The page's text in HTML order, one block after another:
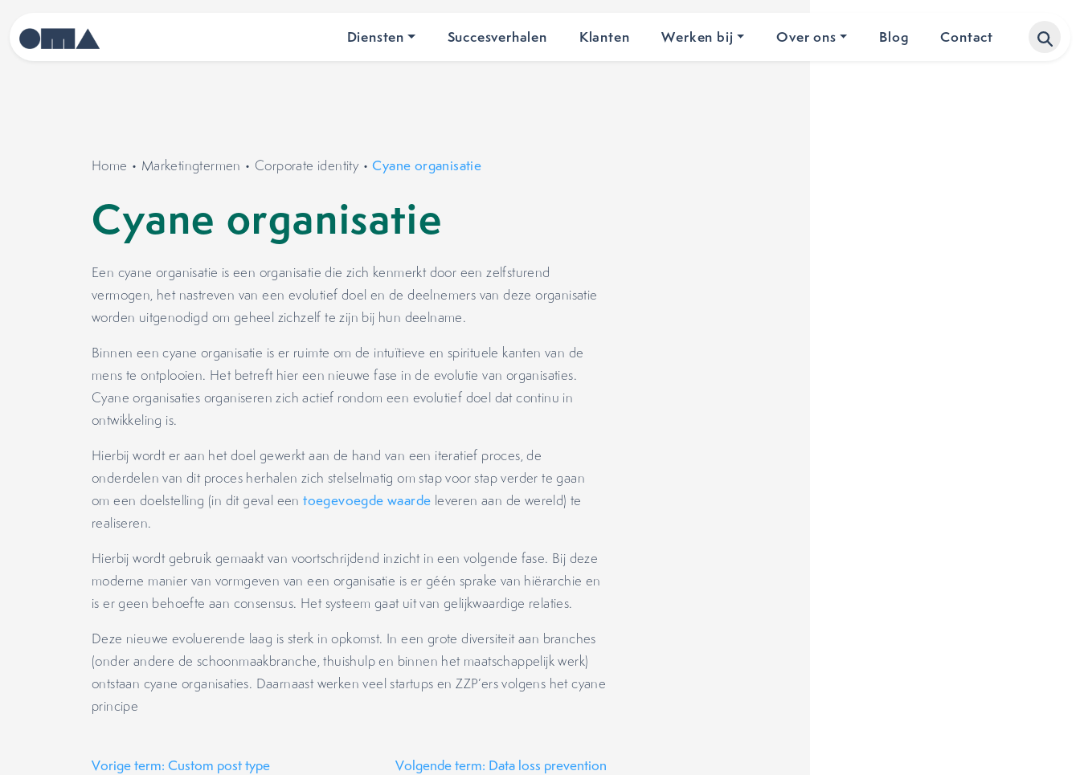
Diensten Succesverhalen Klanten Werken bij Over ons Blog Contact
Home • Marketingtermen • Corporate identity•Cyane organisatie
Cyane organisatie
Een cyane organisatie is een organisatie die zich kenmerkt door een zelfsturend
vermogen, het nastreven van een evolutief doel en de deelnemers van deze organisatie
worden uitgenodigd om geheel zichzelf te zijn bij hun deelname.
Binnen een cyane organisatie is er ruimte om de intuïtieve en spirituele kanten van de
mens te ontplooien. Het betreft hier een nieuwe fase in de evolutie van organisaties.
Cyane organisaties organiseren zich actief rondom een evolutief doel dat continu in
ontwikkeling is.
Hierbij wordt er aan het doel gewerkt aan de hand van een iteratief proces, de
onderdelen van dit proces herhalen zich stelselmatig om stap voor stap verder te gaan
om een doelstelling (in dit geval eentoegevoegde waarde leveren aan de wereld) te
realiseren.
Hierbij wordt gebruik gemaakt van voortschrijdend inzicht in een volgende fase. Bij deze
moderne manier van vormgeven van een organisatie is er géén sprake van hiërarchie en
is er geen behoefte aan consensus. Het systeem gaat uit van gelijkwaardige relaties.
Deze nieuwe evoluerende laag is sterk in opkomst. In een grote diversiteit aan branches
(onder andere de schoonmaakbranche, thuishulp en binnen het maatschappelijk werk)
ontstaan cyane organisaties. Daarnaast werken veel startups en ZZP’ers volgens het cyane
principe
Vorige term: Custom post type Volgende term: Data loss prevention